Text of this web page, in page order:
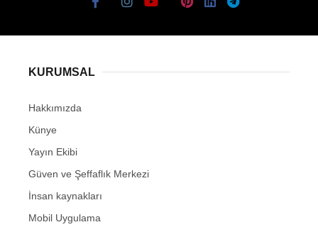
KURUMSAL
Hakkımızda
Künye
Yayın Ekibi
Güven ve Şeffaflık Merkezi
İnsan kaynakları
Mobil Uygulama